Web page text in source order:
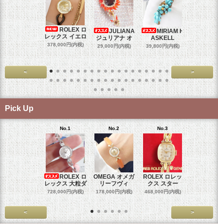
ROLEX ロ
レックス イエロ
378,000円(内税)
JULIANA
ジュリアナ オ
29,000円(内税)
MIRIAM H
ASKELL
39,800円(内税)
オメガマ
スダ
458,000円
< >
Pick Up
No.1
ROLEX ロ
レックス 大粒ダ
728,000円(内税)
No.2
OMEGA オメガ
リーフヴィ
178,000円(内税)
No.3
ROLEX ロレッ
クス スター
468,000円(内税)
No.4
ROLEX
クス
458,000円
< >